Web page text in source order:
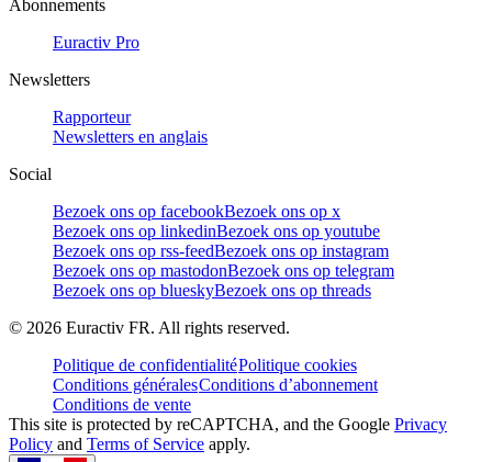
Abonnements
Euractiv Pro
Newsletters
Rapporteur
Newsletters en anglais
Social
Bezoek ons op facebookBezoek ons op x
Bezoek ons op linkedinBezoek ons op youtube
Bezoek ons op rss-feedBezoek ons op instagram
Bezoek ons op mastodonBezoek ons op telegram
Bezoek ons op blueskyBezoek ons op threads
© 2026 Euractiv FR. All rights reserved.
Politique de confidentialitéPolitique cookies
Conditions généralesConditions d’abonnement
Conditions de vente
This site is protected by reCAPTCHA, and the Google Privacy
Policy and Terms of Service apply.